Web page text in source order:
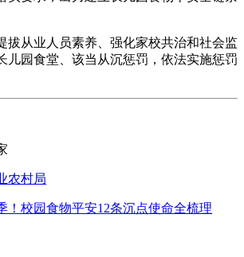
从业人员素养、强化家校共治和社会监
儿园食堂、该当从沉惩罚，依法实施惩罚
农村局
！校园食物平安12条沉点使命全梳理